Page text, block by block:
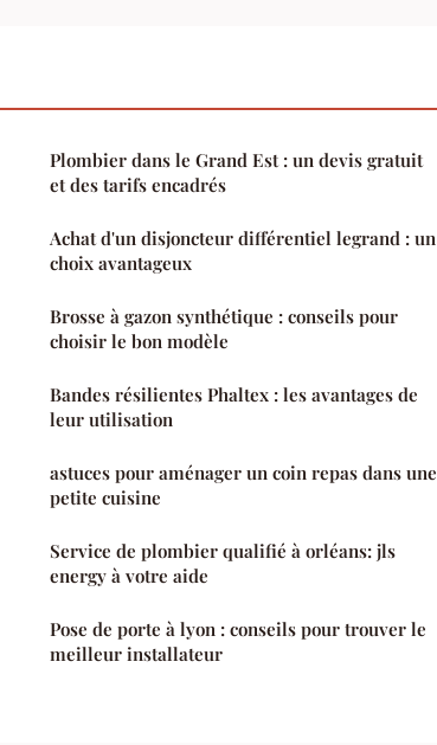
Plombier dans le Grand Est : un devis gratuit
et des tarifs encadrés
Achat d'un disjoncteur différentiel legrand : un
choix avantageux
Brosse à gazon synthétique : conseils pour
choisir le bon modèle
Bandes résilientes Phaltex : les avantages de
leur utilisation
astuces pour aménager un coin repas dans une
petite cuisine
Service de plombier qualifié à orléans: jls
energy à votre aide
Pose de porte à lyon : conseils pour trouver le
meilleur installateur